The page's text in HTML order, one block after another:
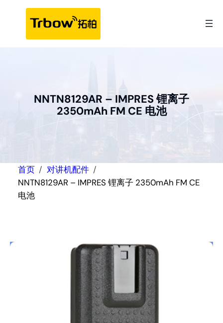
NNTN8129AR – IMPRES 锂离子
2350mAh FM CE 电池
首页
对讲机配件
NNTN8129AR – IMPRES 锂离子 2350mAh FM CE
电池